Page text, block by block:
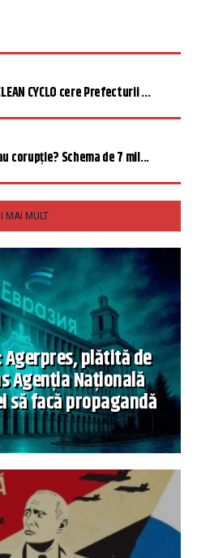
CYCLO cere Prefecturii ...
corupție? Schema de 7 mil...
MAI MULT
plătită de
Agenția Națională
să facă propagandă